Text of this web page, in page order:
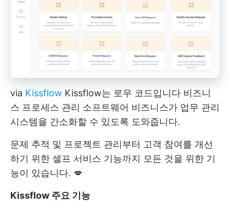
via Kissflow Kissflow는 로우 코드입니다 비즈니
스 프로세스 관리 소프트웨어 비즈니스가 업무 관리
시스템을 간소화할 수 있도록 도와줍니다.
문제 추적 및 프로젝트 관리부터 고객 참여를 개선
하기 위한 셀프 서비스 기능까지 모든 것을 위한 기
능이 있습니다. 💋
Kissflow 주요 기능